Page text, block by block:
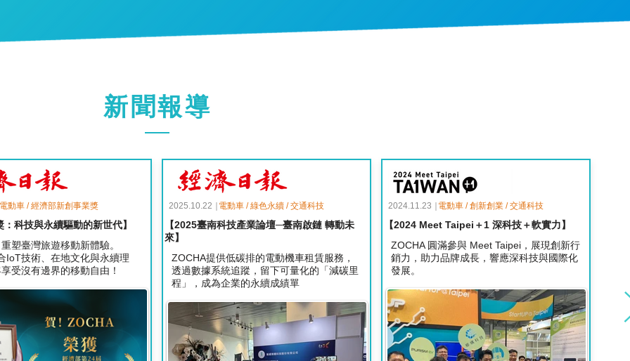
新聞報導
電動車 / 經濟部新創事業獎
科技與永續驅動的新世代】
塑臺灣旅遊移動新體驗。
IoT技術、在地文化與永續理
受沒有邊界的移動自由！
2025.10.22｜電動車 / 綠色永續 / 交通科技
【2025臺南科技產業論壇─臺南啟鏈 轉動未
來】
ZOCHA提供低碳排的電動機車租賃服務，
透過數據系統追蹤，留下可量化的「減碳里
程」，成為企業的永續成績單
2024.11.23｜電動車 / 創新創業 / 交通科技
【2024 Meet Taipei＋1 深科技＋軟實力】
ZOCHA 圓滿參與 Meet Taipei，展現創新行
銷力，助力品牌成長，響應深科技與國際化
發展。